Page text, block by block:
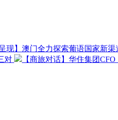
呈现】澳门全力探索葡语国家新渠
对 【商旅对话】华住集团